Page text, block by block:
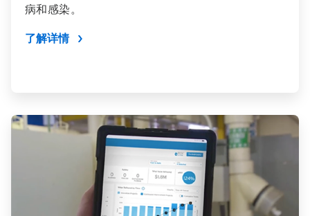
病和感染。
了解详情
ArticleTile